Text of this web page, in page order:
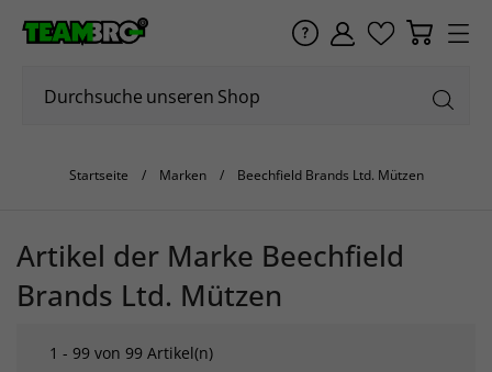
Startseite Marken Beechfield Brands Ltd. Mützen
Artikel der Marke Beechfield
Brands Ltd. Mützen
1 - 99 von 99 Artikel(n)